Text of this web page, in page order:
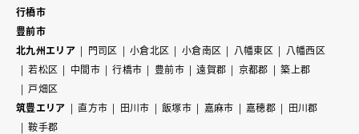
行橋市
豊前市
北九州エリア
門司区 小倉北区 小倉南区 八幡東区
八幡西区
若松区
中間市 行橋市 豊前市 遠賀郡 京都郡
築上郡
戸畑区
筑豊エリア
直方市 田川市 飯塚市 嘉麻市 嘉穂郡
田川郡
鞍手郡